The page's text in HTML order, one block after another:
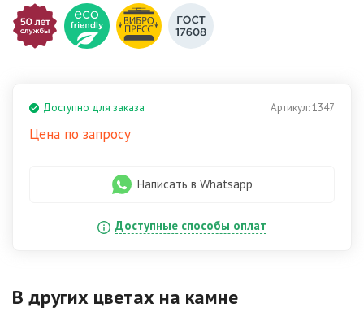
Артикул:1347
Доступно для заказа
Цена по запросу
Написать в Whatsapp
Доступные способы оплат
В других цветах на камне